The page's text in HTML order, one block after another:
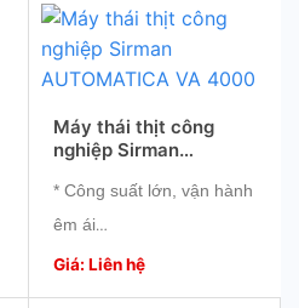
đồng đều
​* Dòng máy cao cấp của
Máy thái thịt công
nghiệp Sirman
4000
* Công suất lớn, vận hành
êm ái
* Lưỡi dao sắc bén giúp
thái thịt nhanh chóng,
Giá: Liên hệ